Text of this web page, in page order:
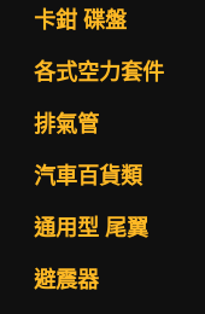
卡鉗 碟盤
各式空力套件
排氣管
汽車百貨類
通用型 尾翼
避震器